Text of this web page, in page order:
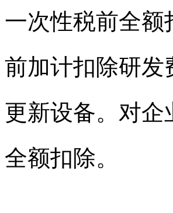
一次性税前全额
前加计扣除研发
更新设备。对
全额扣除。